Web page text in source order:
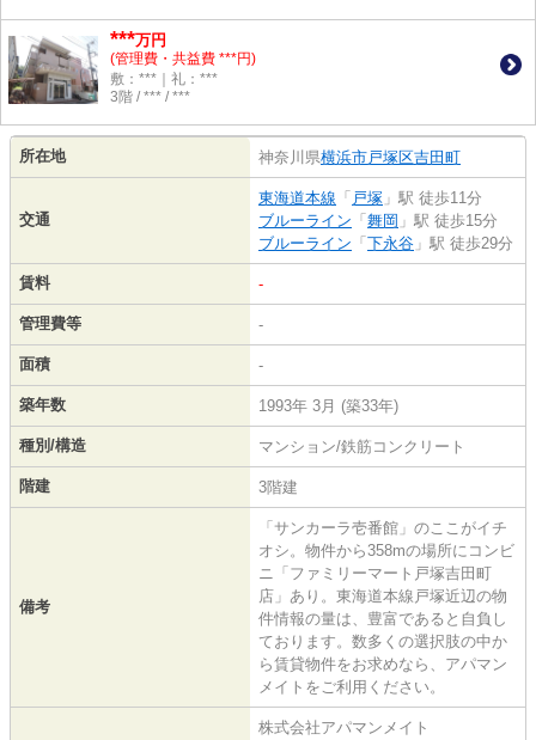
***万円
(管理費・共益費 ***円)
敷：***｜礼：***
3階 / *** / ***
所在地 神奈川県横浜市戸塚区吉田町
交通
東海道本線 「 戸塚 」駅 徒歩11分
ブルーライン 「 舞岡 」駅 徒歩15分
ブルーライン 「 下永谷 」駅 徒歩29分
賃料 -
管理費等 -
面積 -
築年数 1993年 3月 (築33年)
種別/構造 マンション/鉄筋コンクリート
階建 3階建
備考
「サンカーラ壱番館」のここがイチ
オシ。物件から358mの場所にコンビ
ニ「ファミリーマート戸塚吉田町
店」あり。東海道本線戸塚近辺の物
件情報の量は、豊富であると自負し
ております。数多くの選択肢の中か
ら賃貸物件をお求めなら、アパマン
メイトをご利用ください。
株式会社アパマンメイト